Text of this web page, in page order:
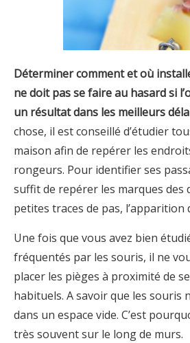
Déterminer comment et où
ne doit pas se faire au hasard si
un résultat dans les meilleurs
chose, il est conseillé d’étudier
maison afin de repérer les
rongeurs. Pour identifier ses
suffit de repérer les marques des
petites traces de pas,
Une fois que vous avez bien
fréquentés par les souris, il ne
placer les pièges à proximité de
habituels. A savoir que les souris
dans un espace vide. C’est
très souvent sur le long de murs.